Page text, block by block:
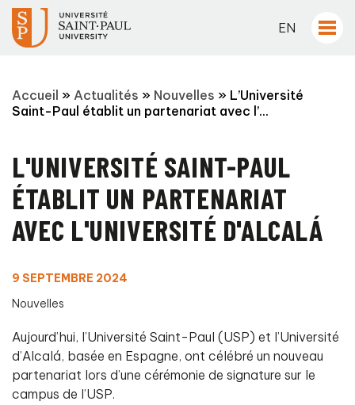
EN
Accueil » Actualités » Nouvelles » L’Université
Saint-Paul établit un partenariat avec l’...
L'UNIVERSITÉ SAINT-PAUL
ÉTABLIT UN PARTENARIAT
AVEC L'UNIVERSITÉ D'ALCALÁ
9 SEPTEMBRE 2024
Nouvelles
Aujourd’hui, l’Université Saint-Paul (USP) et l’Université
d’Alcalá, basée en Espagne, ont célébré un nouveau
partenariat lors d’une cérémonie de signature sur le
campus de l’USP.